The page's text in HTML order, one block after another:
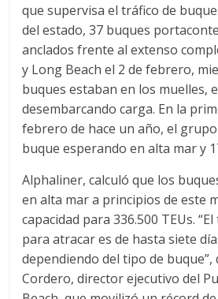
p
o
s
y
M
a
q
que supervisa el tráfico de
del estado, 37 buques
anclados frente al extenso
y Long Beach el 2 de febrero,
buques estaban en los muelles,
desembarcando carga. En la
febrero de hace un año, el
buque esperando en alta mar y
Alphaliner, calculó que los
en alta mar a principios de este
capacidad para 336.500 TEUs.
para atracar es de hasta siete
dependiendo del tipo de
Cordero, director ejecutivo del